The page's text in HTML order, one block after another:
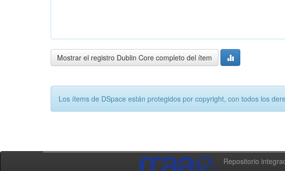
Mostrar el registro Dublin Core completo del ítem
Los ítems de DSpace están protegidos por copyright, con todos los
Repositorio